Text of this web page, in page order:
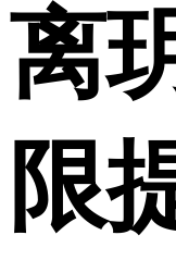
离
限